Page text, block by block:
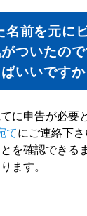
名前を元に
ついたの
ばいいですか
に申告が必要
てにご連絡下
を確認できる
ます。